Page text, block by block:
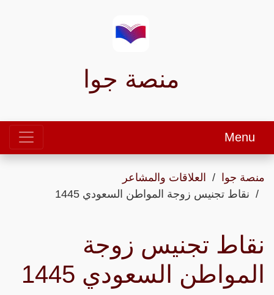
منصة جوا
Menu
منصة جوا
العلاقات والمشاعر
نقاط تجنيس زوجة المواطن السعودي 1445
نقاط تجنيس زوجة
المواطن السعودي 1445